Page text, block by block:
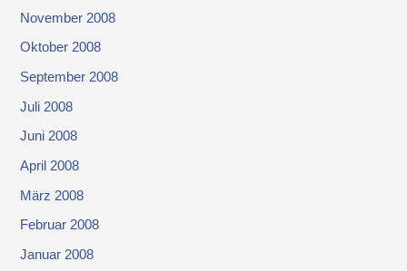
November 2008
Oktober 2008
September 2008
Juli 2008
Juni 2008
April 2008
März 2008
Februar 2008
Januar 2008